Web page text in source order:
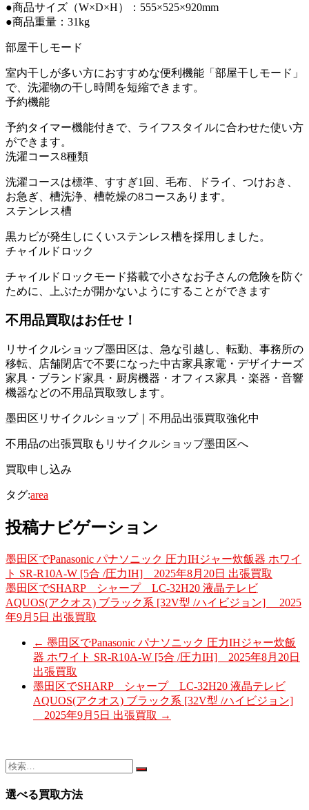
●商品サイズ（W×D×H）：555×525×920mm
●商品重量：31kg
部屋干しモード
室内干しが多い方におすすめな便利機能「部屋干しモード」
で、洗濯物の干し時間を短縮できます。
予約機能
予約タイマー機能付きで、ライフスタイルに合わせた使い方
ができます。
洗濯コース8種類
洗濯コースは標準、すすぎ1回、毛布、ドライ、つけおき、
お急ぎ、槽洗浄、槽乾燥の8コースあります。
ステンレス槽
黒カビが発生しにくいステンレス槽を採用しました。
チャイルドロック
チャイルドロックモード搭載で小さなお子さんの危険を防ぐ
ために、上ぶたが開かないようにすることができます
不用品買取はお任せ！
リサイクルショップ墨田区は、急な引越し、転勤、事務所の
移転、店舗閉店で不要になった中古家具家電・デザイナーズ
家具・ブランド家具・厨房機器・オフィス家具・楽器・音響
機器などの不用品買取致します。
墨田区リサイクルショップ｜不用品出張買取強化中
不用品の出張買取もリサイクルショップ墨田区へ
買取申し込み
タグ:area
投稿ナビゲーション
墨田区でPanasonic パナソニック 圧力IHジャー炊飯器 ホワイ
ト SR-R10A-W [5合 /圧力IH] 2025年8月20日 出張買取
墨田区でSHARP シャープ LC-32H20 液晶テレビ
AQUOS(アクオス) ブラック系 [32V型 /ハイビジョン] 2025
年9月5日 出張買取
← 墨田区でPanasonic パナソニック 圧力IHジャー炊飯
器 ホワイト SR-R10A-W [5合 /圧力IH] 2025年8月20日
出張買取
墨田区でSHARP シャープ LC-32H20 液晶テレビ
AQUOS(アクオス) ブラック系 [32V型 /ハイビジョン]
2025年9月5日 出張買取 →
選べる買取方法